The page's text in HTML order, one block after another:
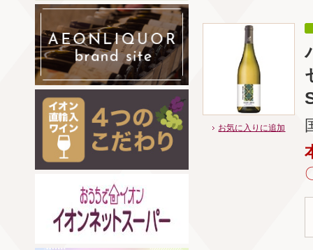
お気に入りに追加